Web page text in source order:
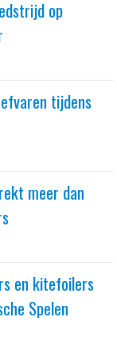
op
tijdens
meer dan
en kitefoilers
Spelen